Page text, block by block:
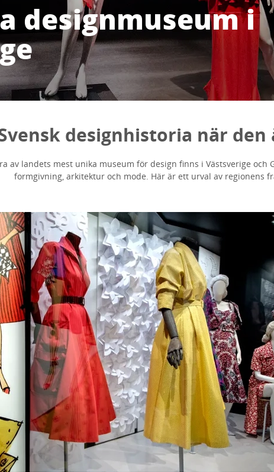
designmuseum i
designhistoria när den
av landets mest unika museum för design finns i Västsverige och
formgivning, arkitektur och mode. Här är ett urval av regionens